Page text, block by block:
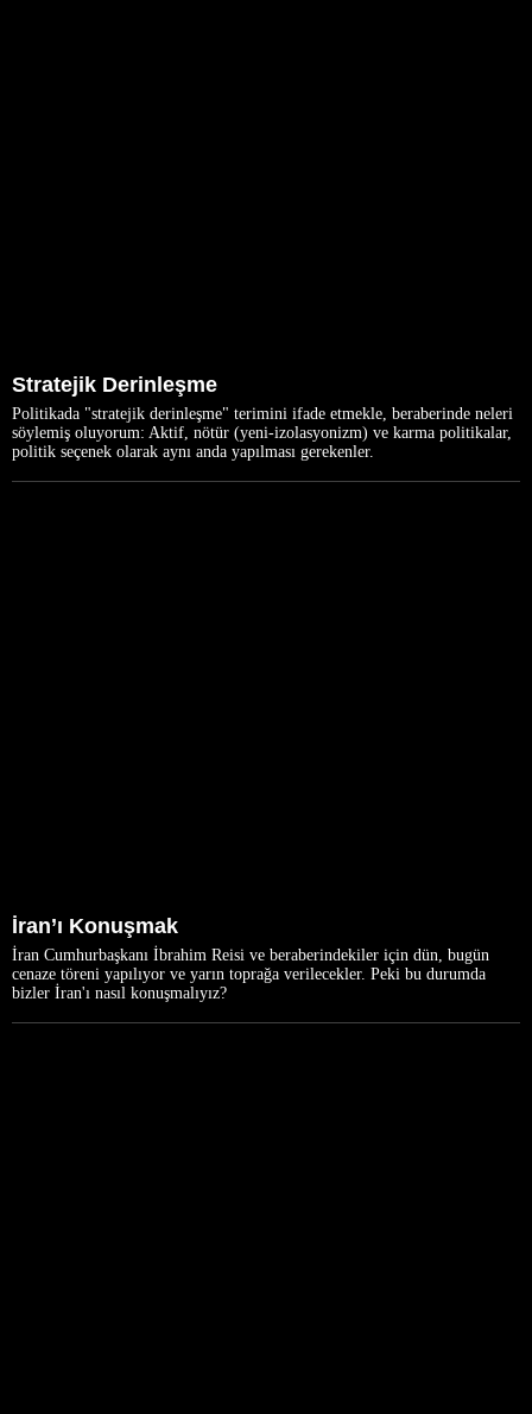
Stratejik Derinleşme
Politikada "stratejik derinleşme" terimini ifade etmekle, beraberinde neleri
söylemiş oluyorum: Aktif, nötür (yeni-izolasyonizm) ve karma politikalar,
politik seçenek olarak aynı anda yapılması gerekenler.
İran’ı Konuşmak
İran Cumhurbaşkanı İbrahim Reisi ve beraberindekiler için dün, bugün
cenaze töreni yapılıyor ve yarın toprağa verilecekler. Peki bu durumda
bizler İran'ı nasıl konuşmalıyız?